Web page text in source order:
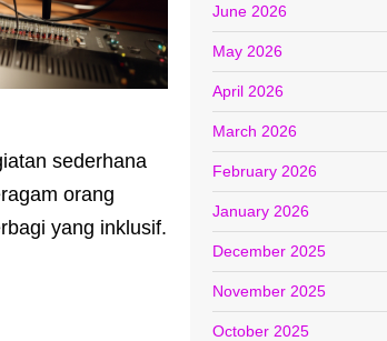
sederhana
orang
yang inklusif.
June 2026
May 2026
April 2026
March 2026
February 2026
January 2026
December 2025
November 2025
October 2025